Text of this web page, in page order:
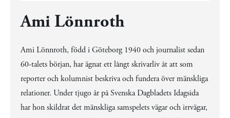
Ami Lönnroth
Ami Lönnroth, född i Göteborg 1940 och journalist sedan
60-talets början, har ägnat ett långt skrivarliv åt att som
reporter och kolumnist beskriva och fundera över mänskliga
relationer. Under tjugo år på Svenska Dagbladets Idagsida
har hon skildrat det mänskliga samspelets vägar och irrvägar,